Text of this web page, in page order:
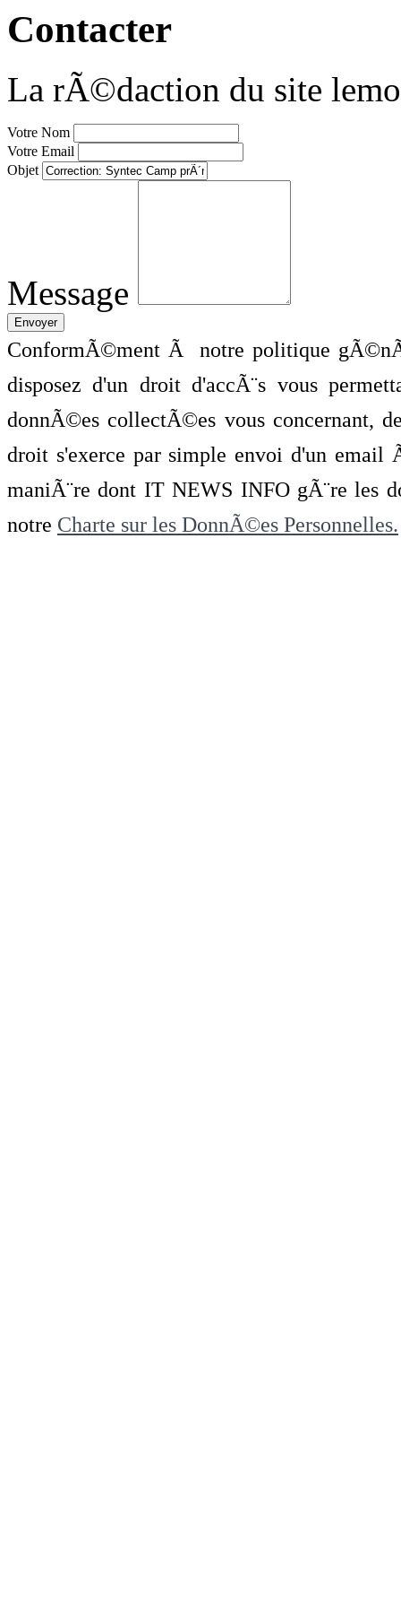
Contacter
La rÃ©daction du site
Votre Nom
Votre Email
Objet
Message
ConformÃ©ment Ã notre politique
disposez d'un droit d'accÃ¨s vous
donnÃ©es collectÃ©es vous concernant,
droit s'exerce par simple envoi d'un
maniÃ¨re dont IT NEWS INFO gÃ¨re les
notre Charte sur les DonnÃ©es Personnelles.